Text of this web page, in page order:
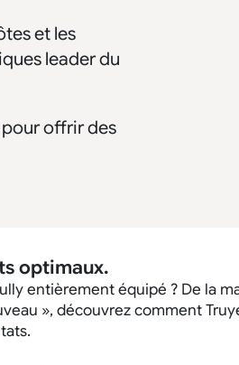
et les
leader du
offrir des
optimaux.
entièrement équipé ? De la
», découvrez comment